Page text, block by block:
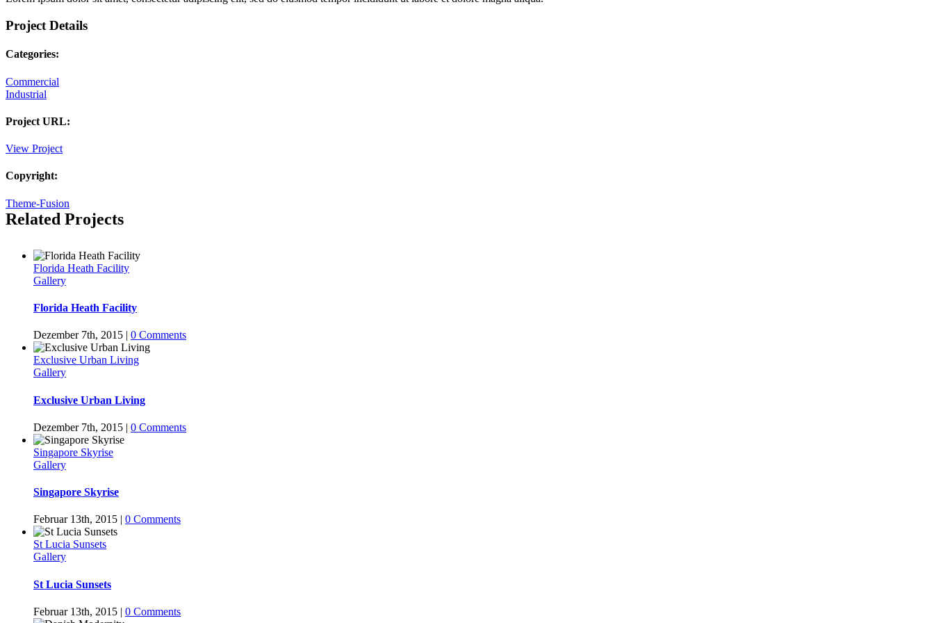
Project Details
Categories:
Commercial
Industrial
Project URL:
View Project
Copyright:
Theme-Fusion
Related Projects
Florida Heath Facility
Gallery
Florida Heath Facility
Dezember 7th, 2015 | 0 Comments
Exclusive Urban Living
Gallery
Exclusive Urban Living
Dezember 7th, 2015 | 0 Comments
Singapore Skyrise
Gallery
Singapore Skyrise
Februar 13th, 2015 | 0 Comments
St Lucia Sunsets
Gallery
St Lucia Sunsets
Februar 13th, 2015 | 0 Comments